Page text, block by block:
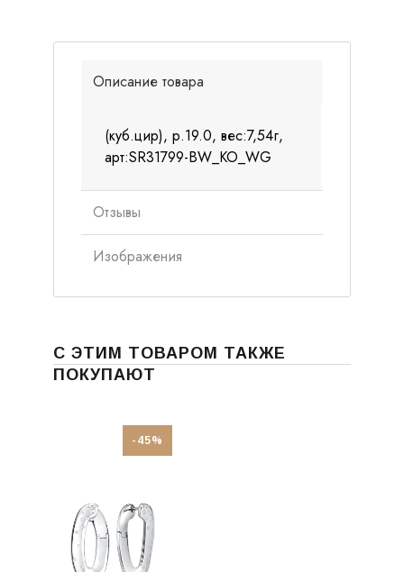
Описание товара
(куб.цир), р.19.0, вес:7,54г,
арт:SR31799-BW_KO_WG
Отзывы
Изображения
С ЭТИМ ТОВАРОМ ТАКЖЕ
ПОКУПАЮТ
-45%